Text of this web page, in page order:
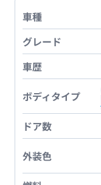
車種
グレード
車歴
ボディタイプ
ドア数
外装色